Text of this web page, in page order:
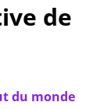
de
du monde